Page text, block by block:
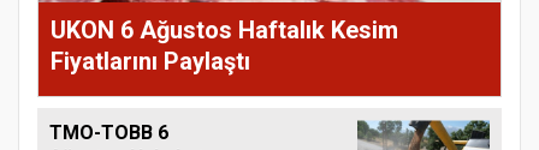
UKON 6 Ağustos Haftalık Kesim
Fiyatlarını Paylaştı
TMO-TOBB 6